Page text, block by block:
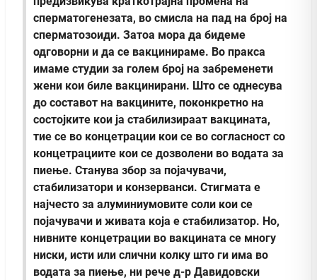
сперматогенезата, во смисла на пад на број на
сперматозоиди. Затоа мора да бидеме
одговорни и да се вакцинираме. Во пракса
имаме студии за голем број на забременети
жени кои биле вакцинирани. Што се однесува
до составот на вакцините, поконкретно на
состојките кои ја стабилизираат вакцината,
тие се во концетрации кои се во согласност со
концетрациите кои се дозволени во водата за
пиење. Станува збор за појачувачи,
стабилизатори и конзерванси. Стигмата е
најчесто за алуминиумовите соли кои се
појачувачи и живата која е стабилизатор. Но,
нивните концетрации во вакцината се многу
ниски, исти или слични колку што ги има во
водата за пиење, ни рече д-р Давидовски